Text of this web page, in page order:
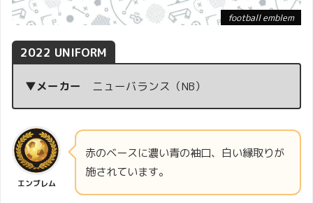
football emblem
2022 UNIFORM
▼メーカー ニューバランス（NB）
エンブレム
赤のベースに濃い青の袖口、白い縁取りが
施されています。